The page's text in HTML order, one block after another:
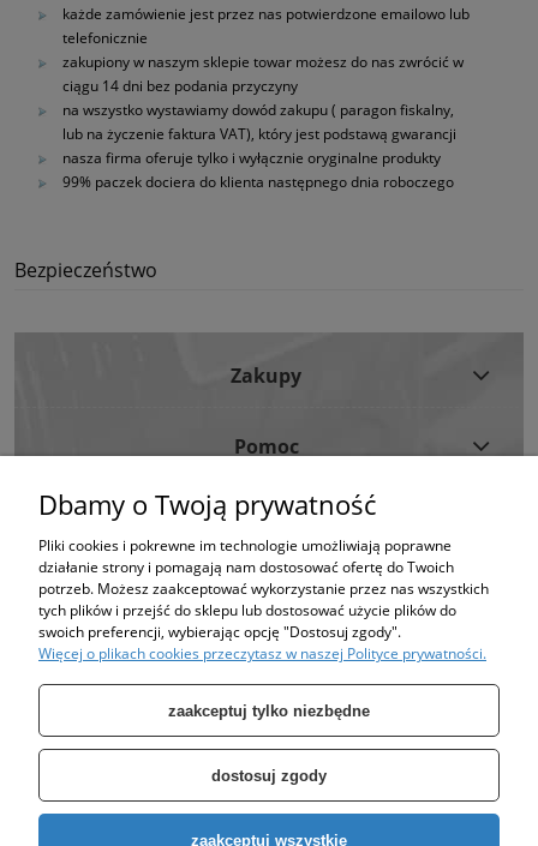
każde zamówienie jest przez nas potwierdzone emailowo lub
telefonicznie
zakupiony w naszym sklepie towar możesz do nas zwrócić w
ciągu 14 dni bez podania przyczyny
na wszystko wystawiamy dowód zakupu ( paragon fiskalny,
lub na życzenie faktura VAT), który jest podstawą gwarancji
nasza firma oferuje tylko i wyłącznie oryginalne produkty
99% paczek dociera do klienta następnego dnia roboczego
Bezpieczeństwo
Zakupy
Pomoc
Moje Konto
Informacje
Strona korzysta z plików cookies w celu realizacji usług i zgodnie z Polityką
Plików Cookies.
Możesz określić warunki przechowywania lub dostępu do plików cookies w
Twojej przeglądarce. (polityka prywatności)
Specjalizujemy się w sprzedaży pomp oraz zbiorników takich jak: zbiornik
Dbamy o Twoją prywatność
Pliki cookies i pokrewne im technologie umożliwiają poprawne
działanie strony i pomagają nam dostosować ofertę do Twoich
potrzeb. Możesz zaakceptować wykorzystanie przez nas wszystkich
tych plików i przejść do sklepu lub dostosować użycie plików do
swoich preferencji, wybierając opcję "Dostosuj zgody".
Więcej o plikach cookies przeczytasz w naszej Polityce prywatności.
zaakceptuj tylko niezbędne
dostosuj zgody
zaakceptuj wszystkie